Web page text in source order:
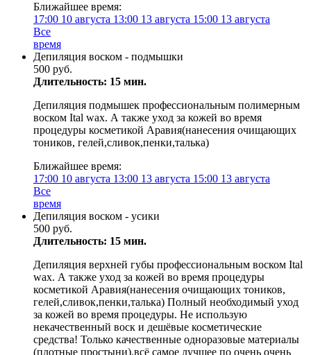
Ближайшее время:
17:00 10 августа 13:00 13 августа 15:00 13 августа
Все
время
Депиляция воском - подмышки
500 руб.
Длительность: 15 мин.
Депиляция подмышек профессиональным полимерным
воском Ital wax. А также уход за кожей во время
процедуры косметикой Аравия(нанесения очищающих
тоников, гелей,сливок,пенки,талька)
Ближайшее время:
17:00 10 августа 13:00 13 августа 15:00 13 августа
Все
время
Депиляция воском - усики
500 руб.
Длительность: 15 мин.
Депиляция верхней губы профессиональным воском Ital
wax. А также уход за кожей во время процедуры
косметикой Аравия(нанесения очищающих тоников,
гелей,сливок,пенки,талька) Полный необходимый уход
за кожей во время процедуры. Не использую
некачественный воск и дешёвые косметические
средства! Только качественные одноразовые материалы
(плотные простыни),всё самое лучшее по очень очень